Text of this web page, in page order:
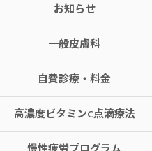
お知らせ
一般皮膚科
自費診療・料金
高濃度ビタミンC点滴療法